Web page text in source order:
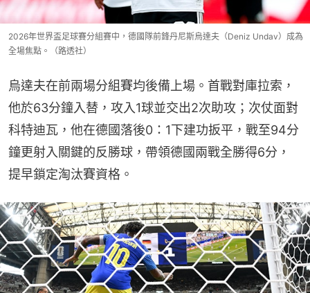
2026年世界盃足球賽分組賽中，德國隊前鋒丹尼斯烏達夫（Deniz Undav）成為
全場焦點。（路透社）
烏達夫在前兩場分組賽均後備上場。首戰對庫拉索，
他於63分鐘入替，攻入1球並交出2次助攻；次仗面對
科特迪瓦，他在德國落後0：1下建功扳平，戰至94分
鐘更射入關鍵的反勝球，帶領德國兩戰全勝得6分，
提早鎖定淘汰賽資格。